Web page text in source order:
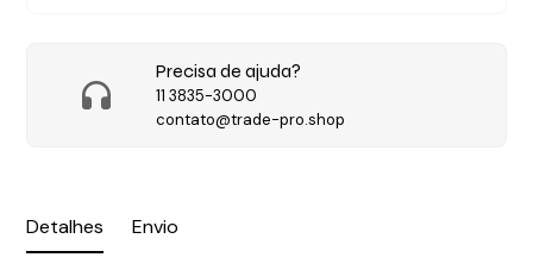
Detalhes Envio
Precisa de ajuda?
11 3835-3000
contato@trade-pro.shop